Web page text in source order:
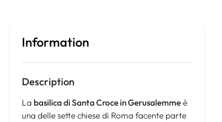
Information
Description
La basilica di Santa Croce in Gerusalemmeè
una delle sette chiese di Roma facente parte